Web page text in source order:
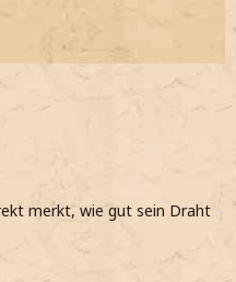
merkt, wie gut sein Draht